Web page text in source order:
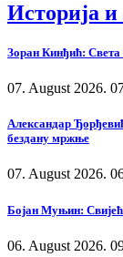
Историја
Зоран Кинђић: Света
07. August 2026.
Александар
бездану мржње
07. August 2026.
Бојан Муњин:
06. August 2026.